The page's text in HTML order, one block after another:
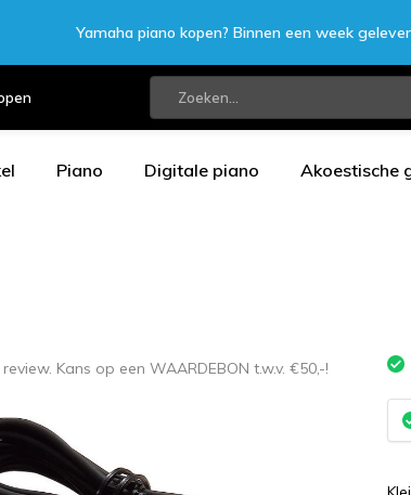
Yamaha piano kopen? Binnen een week
Piano Digitale piano Akoestische
Kans op een WAARDEBON t.w.v. €50,-!